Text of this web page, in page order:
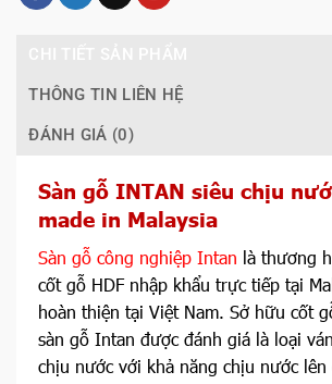
THÔNG TIN LIÊN HỆ
ĐÁNH GIÁ (0)
Sàn gỗ INTAN siêu chịu
made in Malaysia
Sàn gỗ công nghiệp Intan là thương
cốt gỗ HDF nhập khẩu trực tiếp tại
hoàn thiện tại Việt Nam. Sở hữu cốt
sàn gỗ Intan được đánh giá là loại
chịu nước với khả năng chịu nước